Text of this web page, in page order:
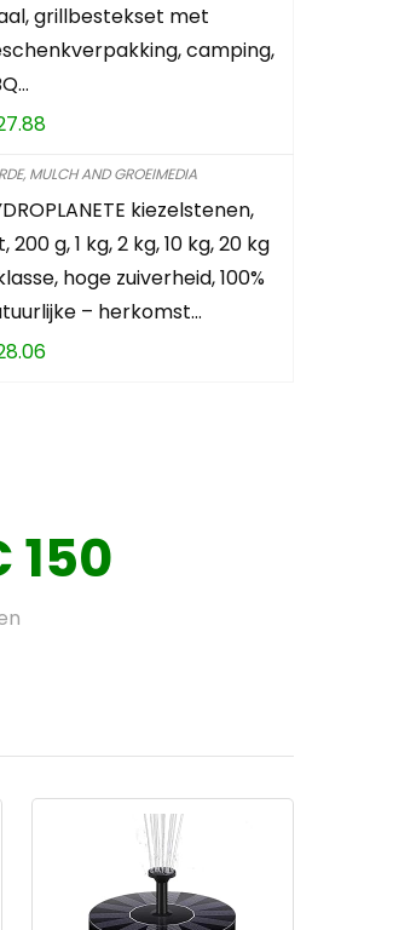
Already Sold:
0
TOEVOEGEN
grillbestekset met
camping,
MULCH AND GROEIMEDIA
kiezelstenen,
200 g, 1 kg, 2 kg, 10 kg, 20 kg
hoge zuiverheid, 100%
– herkomst…
150